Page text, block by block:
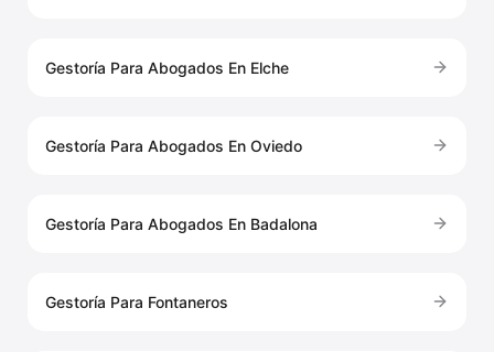
Gestoría Para Abogados En Elche
Gestoría Para Abogados En Oviedo
Gestoría Para Abogados En Badalona
Gestoría Para Fontaneros